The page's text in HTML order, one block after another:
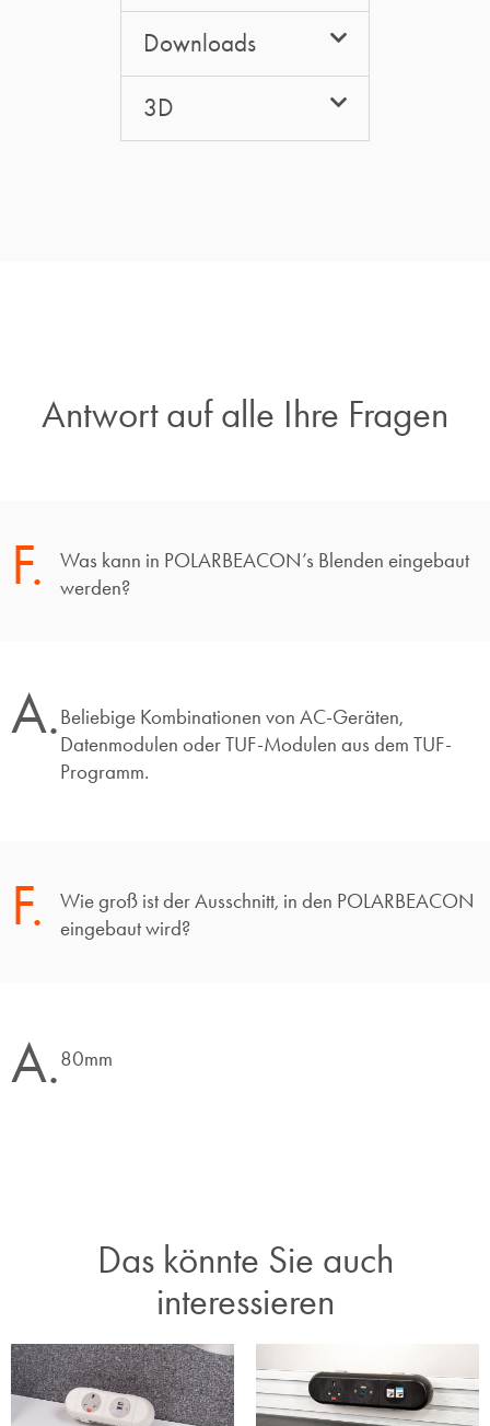
Downloads
3D
Antwort auf alle Ihre Fragen​
F.
Was kann in POLARBEACON’s Blenden eingebaut
werden?
A.Beliebige Kombinationen von AC-Geräten,
Datenmodulen oder TUF-Modulen aus dem TUF-
Programm.
F.
Wie groß ist der Ausschnitt, in den POLARBEACON
eingebaut wird?
A.80mm
Das könnte Sie auch
interessieren​